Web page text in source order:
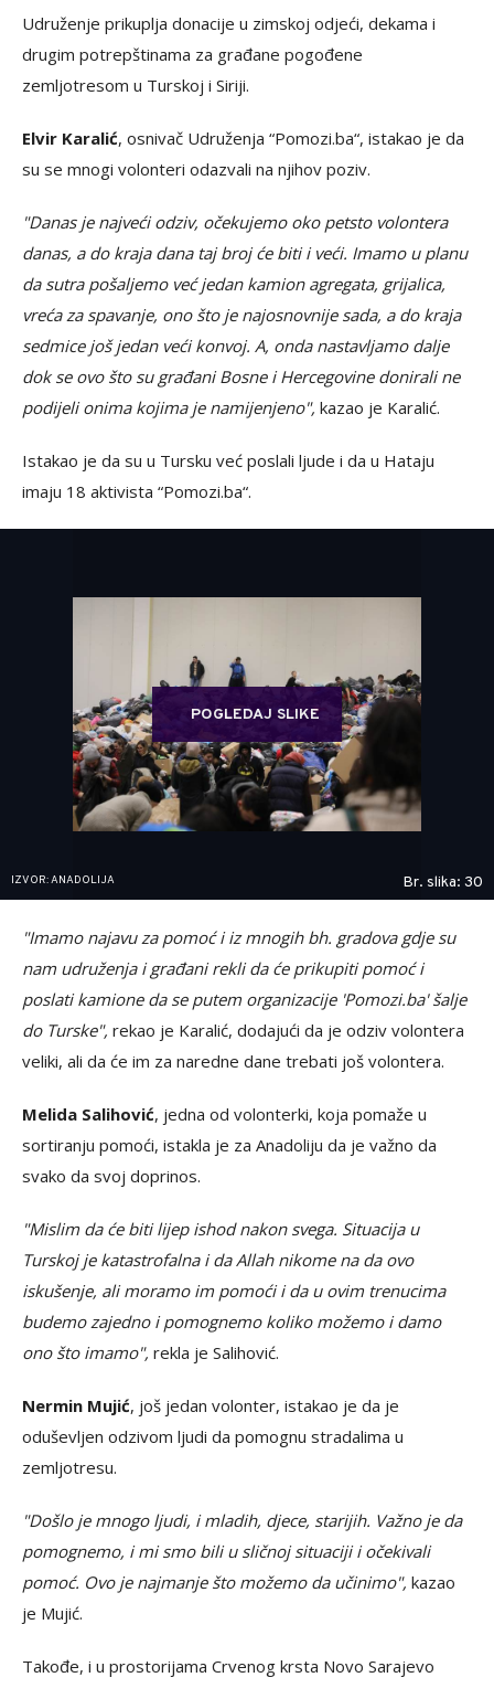
Udruženje prikuplja donacije u zimskoj odjeći, dekama i
drugim potrepštinama za građane pogođene
zemljotresom u Turskoj i Siriji.
Elvir Karalić, osnivač Udruženja “Pomozi.ba“, istakao je da
su se mnogi volonteri odazvali na njihov poziv.
"Danas je najveći odziv, očekujemo oko petsto volontera
danas, a do kraja dana taj broj će biti i veći. Imamo u planu
da sutra pošaljemo već jedan kamion agregata, grijalica,
vreća za spavanje, ono što je najosnovnije sada, a do kraja
sedmice još jedan veći konvoj. A, onda nastavljamo dalje
dok se ovo što su građani Bosne i Hercegovine donirali ne
podijeli onima kojima je namijenjeno", kazao je Karalić.
Istakao je da su u Tursku već poslali ljude i da u Hataju
imaju 18 aktivista “Pomozi.ba“.
POGLEDAJ SLIKE
IZVOR: ANADOLIJA Br. slika: 30
"Imamo najavu za pomoć i iz mnogih bh. gradova gdje su
nam udruženja i građani rekli da će prikupiti pomoć i
poslati kamione da se putem organizacije 'Pomozi.ba' šalje
do Turske", rekao je Karalić, dodajući da je odziv volontera
veliki, ali da će im za naredne dane trebati još volontera.
Melida Salihović, jedna od volonterki, koja pomaže u
sortiranju pomoći, istakla je za Anadoliju da je važno da
svako da svoj doprinos.
"Mislim da će biti lijep ishod nakon svega. Situacija u
Turskoj je katastrofalna i da Allah nikome na da ovo
iskušenje, ali moramo im pomoći i da u ovim trenucima
budemo zajedno i pomognemo koliko možemo i damo
ono što imamo", rekla je Salihović.
Nermin Mujić, još jedan volonter, istakao je da je
oduševljen odzivom ljudi da pomognu stradalima u
zemljotresu.
"Došlo je mnogo ljudi, i mladih, djece, starijih. Važno je da
pomognemo, i mi smo bili u sličnoj situaciji i očekivali
pomoć. Ovo je najmanje što možemo da učinimo", kazao
je Mujić.
Takođe, i u prostorijama Crvenog krsta Novo Sarajevo